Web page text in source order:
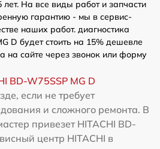
На все виды работ и запчасти
гарантию - мы в сервис-
наших работ. диагностика
D будет стоить на 15% дешевле
на сайте через звонок или форму
BD-W75SSP MG D
если не требует
и сложного ремонта. В
привезет HITACHI BD-
центр HITACHI в